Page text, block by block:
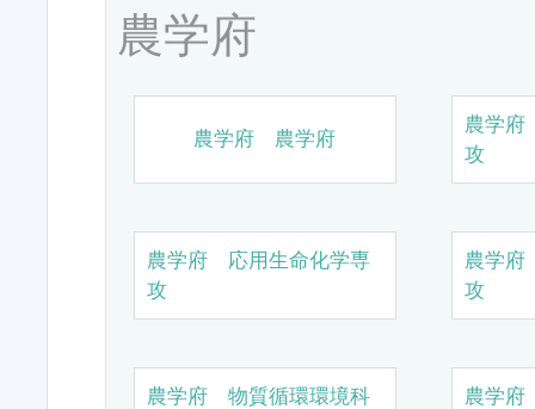
農学府
農学府 農学府
農学
攻
農学府 応用生命化学専
攻
農学
攻
農学府 物質循環環境科
農学